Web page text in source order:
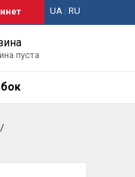
UA| RU
пуста